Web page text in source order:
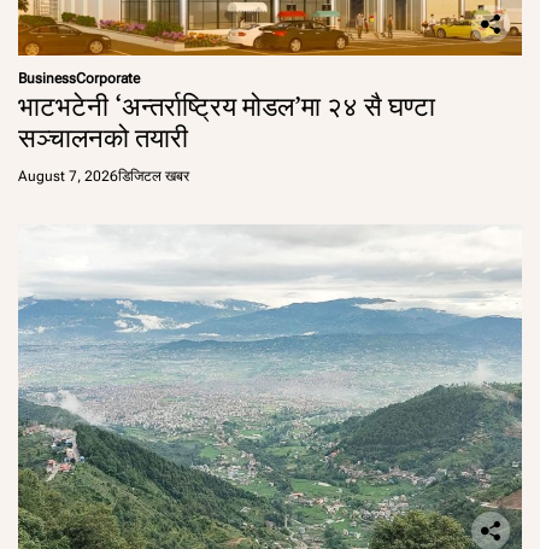
BusinessCorporate
भाटभटेनी ‘अन्तर्राष्ट्रिय मोडल’मा २४ सै घण्टा
सञ्चालनको तयारी
August 7, 2026डिजिटल खबर